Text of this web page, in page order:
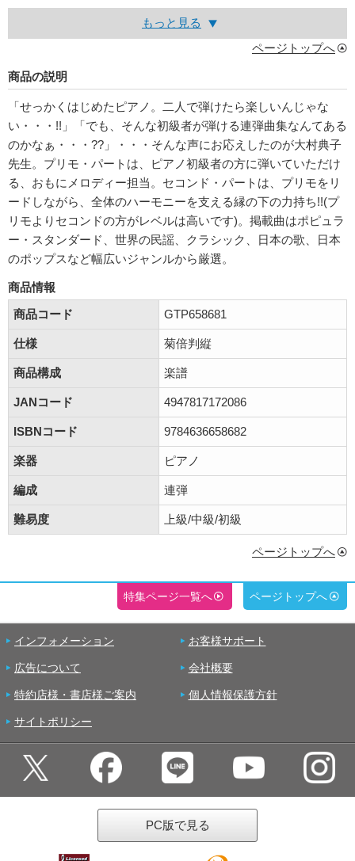
もっと見る
ページトップへ
商品の説明
「せっかくはじめたピアノ。二人で弾けたら楽しいんじゃな
い・・・!!」「でも、そんな初級者が弾ける連弾曲集なんてある
のかなぁ・・・??」・・・そんな声にお応えしたのが大村典子
先生。プリモ・パートは、ピアノ初級者の方に弾いていただけ
る、おもにメロディー担当。セコンド・パートは、プリモをリ
ードしながら、全体のハーモニーを支える縁の下の力持ち!!(プ
リモよりセコンドの方がレベルは高いです)。掲載曲はポピュラ
ー・スタンダード、世界の民謡、クラシック、日本の歌、日本
のポップスなど幅広いジャンルから厳選。
商品情報
商品コード
GTP658681
仕様 菊倍判縦
商品構成 楽譜
JANコード 4947817172086
ISBNコード 9784636658682
楽器 ピアノ
編成 連弾
難易度 上級/中級/初級
ページトップへ
特集ページ一覧へ ページトップへ
インフォメーション お客様サポート
広告について 会社概要
特約店様・書店様ご案内 個人情報保護方針
サイトポリシー
PC版で見る